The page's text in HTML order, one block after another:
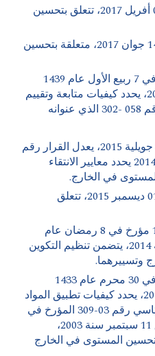
تعليمة رقم 1 مؤرخة في 05 أفريل 2017، تتعلق بتحسين
تعليمة رقم 02 مؤرخة في 14 جوان 2017، متعلقة بتحسين
قرار وزاري مشترك مؤرخ في 7 ربيع الأول عام 1439
الموافق 26 نوفمبر سنة 2017، يحدد كيفيات متابعة وتقييم
حساب التخصيص الخاص رقم 058 -302 الذي عنوانه
قرار رقم 327 مؤرخ في 09 جويلية 2015، يعدل القرار رقم
2010 مؤرخ في 29 ديسمبر 2014 يحدد معايير الانتقاء
في الخارج.
تعليمة رقم 05 مؤرخة في 01 ديسمبر 2015، تتعلق
مرسوم رئاسي رقم 14-196 مؤرخ في 8 رمضان عام
1435 الموافق 6 جويلية سنة 2014، يتضمن تنظيم التكوين
وتسييرهما.
قرار وزاري مشترك مؤرخ في 30 محرم عام 1433
الموافق 25 ديسمبر سنة 2011، يحدد كيفيات تطبيق المواد
6، 27 و28 من المرسوم الرئاسي رقم 03-309 المؤرخ في
14 رجب عام 1424 الموافق 11 سبتمبر سنة 2003،
المستوى في الخارج